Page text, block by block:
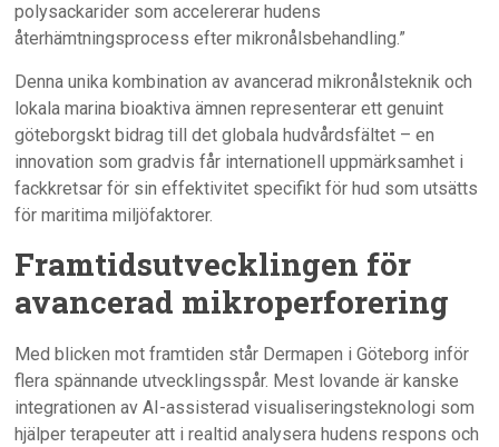
polysackarider som accelererar hudens
återhämtningsprocess efter mikronålsbehandling.”
Denna unika kombination av avancerad mikronålsteknik och
lokala marina bioaktiva ämnen representerar ett genuint
göteborgskt bidrag till det globala hudvårdsfältet – en
innovation som gradvis får internationell uppmärksamhet i
fackkretsar för sin effektivitet specifikt för hud som utsätts
för maritima miljöfaktorer.
Framtidsutvecklingen för
avancerad mikroperforering
Med blicken mot framtiden står Dermapen i Göteborg inför
flera spännande utvecklingsspår. Mest lovande är kanske
integrationen av AI-assisterad visualiseringsteknologi som
hjälper terapeuter att i realtid analysera hudens respons och